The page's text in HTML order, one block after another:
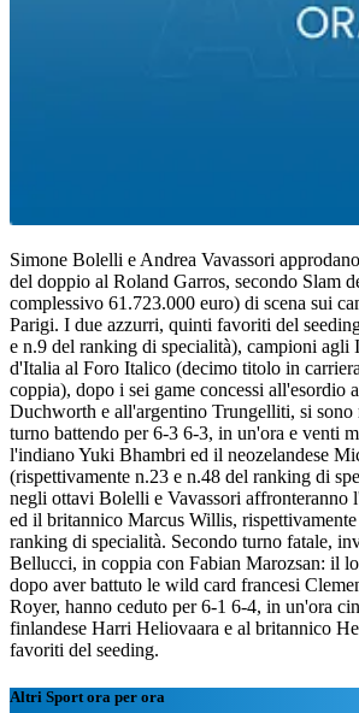
Simone Bolelli e Andrea Vavassori
del doppio al Roland Garros, secondo Slam
complessivo 61.723.000 euro) di scena sui
Parigi. I due azzurri, quinti favoriti del
e n.9 del ranking di specialità), campioni
d'Italia al Foro Italico (decimo titolo in
coppia), dopo i sei game concessi all'esordio
Duchworth e all'argentino Trungelliti, si sono
turno battendo per 6-3 6-3, in un'ora e venti
l'indiano Yuki Bhambri ed il neozelandese
(rispettivamente n.23 e n.48 del ranking di
negli ottavi Bolelli e Vavassori affronteranno
ed il britannico Marcus Willis,
ranking di specialità. Secondo turno fatale,
Bellucci, in coppia con Fabian Marozsan: il
dopo aver battuto le wild card francesi
Royer, hanno ceduto per 6-1 6-4, in un'ora
finlandese Harri Heliovaara e al britannico
favoriti del seeding.
Altri Sport ora per ora